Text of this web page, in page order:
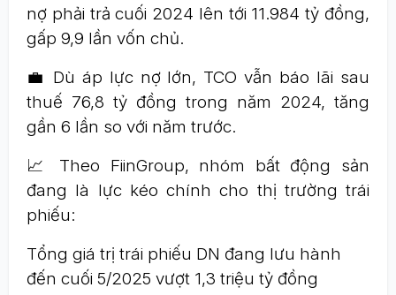
nợ phải trả cuối 2024 lên tới 11.984 tỷ đồng,
gấp 9,9 lần vốn chủ.
💼 Dù áp lực nợ lớn, TCO vẫn báo lãi sau
thuế 76,8 tỷ đồng trong năm 2024, tăng
gần 6 lần so với năm trước.
📈 Theo FiinGroup, nhóm bất động sản
đang là lực kéo chính cho thị trường trái
phiếu:
Tổng giá trị trái phiếu DN đang lưu hành
đến cuối 5/2025 vượt 1,3 triệu tỷ đồng